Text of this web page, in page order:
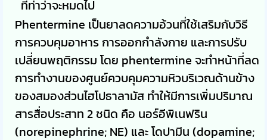
ทีท่าว่าจะหมดไป
Phentermine เป็นยาลดความอ้วนที่ใช้เสริมกับวิธี
การควบคุมอาหาร การออกกำลังกาย และการปรับ
เปลี่ยนพฤติกรรม โดย phentermine จะทำหน้าที่ลด
การทำงานของศูนย์ควบคุมความหิวบริเวณด้านข้าง
ของสมองส่วนไฮโปธาลามัส ทำให้มีการเพิ่มปริมาณ
สารสื่อประสาท 2 ชนิด คือ นอร์อีพิเนฟริน
(norepinephrine; NE) และ โดปามีน (dopamine;